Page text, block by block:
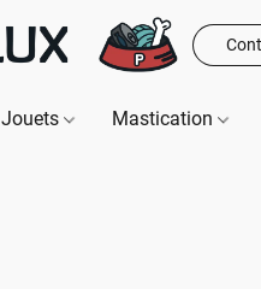
Jouets Mastication